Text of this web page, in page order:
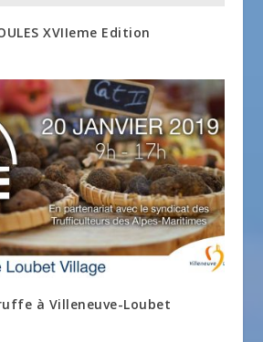
XVIIeme Edition
à Villeneuve-Loubet